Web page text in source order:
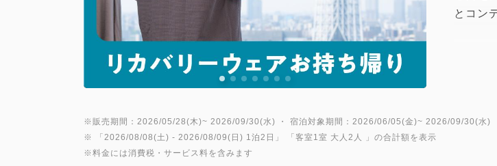
とコン
さい。
※販売期間：2026/05/28(木)~ 2026/09/30(水) ・ 宿泊対象期間：2026/06/05(金)~ 2026/09/30(水)
※ 「 2026/08/08(土) - 2026/08/09(日) 1泊2日 」 「 客室1室 大人2人
」の合計額を表示
※料金には消費税・サービス料を含みます